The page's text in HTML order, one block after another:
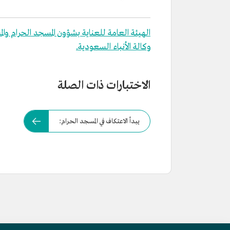
الهيئة العامة للعناية بشؤون المسجد الحرام
وكالة الأنباء السعودية.
الاختبارات ذات الصلة
يبدأ الاعتكاف في المسجد الحرام: